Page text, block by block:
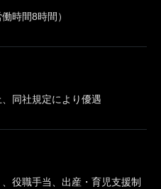
時間8時間）
同社規定により優遇
役職手当、出産・育児支援制